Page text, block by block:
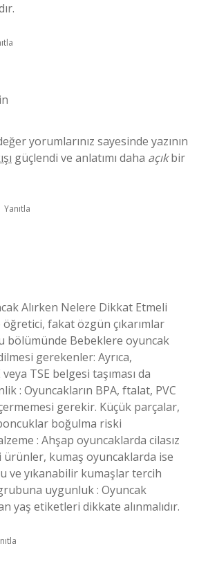
yorumlarınız sayesinde yazının
güçlendi ve anlatımı daha açıkbir
Yanıtla
Alırken Nelere Dikkat Etmeli
öğretici, fakat özgün çıkarımlar
bu bölümünde Bebeklere oyuncak
gerekenler: Ayrıca,
TSE belgesi taşıması da
: Oyuncakların BPA, ftalat, PVC
gerekir. Küçük parçalar,
boğulma riski
: Ahşap oyuncaklarda cilasız
ürünler, kumaş oyuncaklarda ise
ve yıkanabilir kumaşlar tercih
uygunluk : Oyuncak
yaş etiketleri dikkate alınmalıdır.